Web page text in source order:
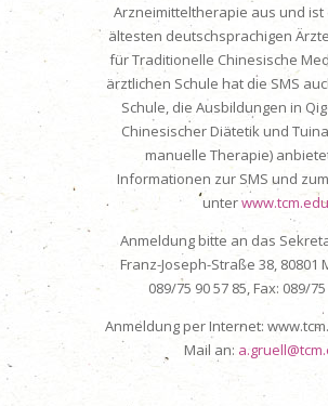
Arzneimitteltherapie aus und
ältesten deutschsprachigen
für Traditionelle Chinesische
ärztlichen Schule hat die SMS
Schule, die Ausbildungen in
Chinesischer Diätetik und
manuelle Therapie)
Informationen zur SMS und
unter
Anmeldung bitte an das
Franz-Joseph-Straße 38, 80801
089/75 90 57 85, Fax: 089/75
Anmeldung per Internet:
Mail an: